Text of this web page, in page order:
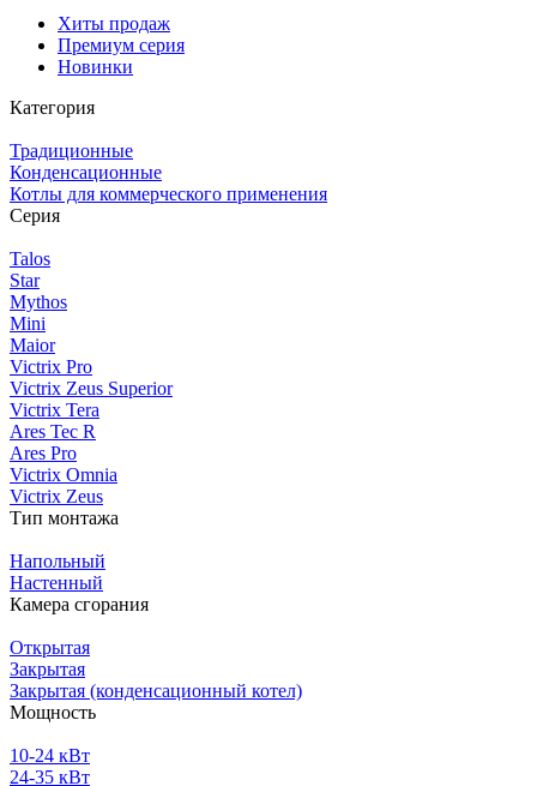
Хиты продаж
Премиум серия
Новинки
Категория
Традиционные
Конденсационные
Котлы для коммерческого применения
Серия
Talos
Star
Mythos
Mini
Maior
Victrix Pro
Victrix Zeus Superior
Victrix Tera
Ares Tec R
Ares Pro
Victrix Omnia
Victrix Zeus
Тип монтажа
Напольный
Настенный
Камера сгорания
Открытая
Закрытая
Закрытая (конденсационный котел)
Мощность
10-24 кВт
24-35 кВт